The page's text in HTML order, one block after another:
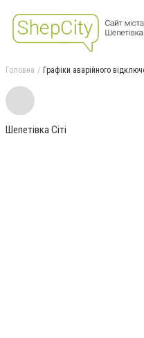
Головна Графіки аварійного
Шепетівка Сіті